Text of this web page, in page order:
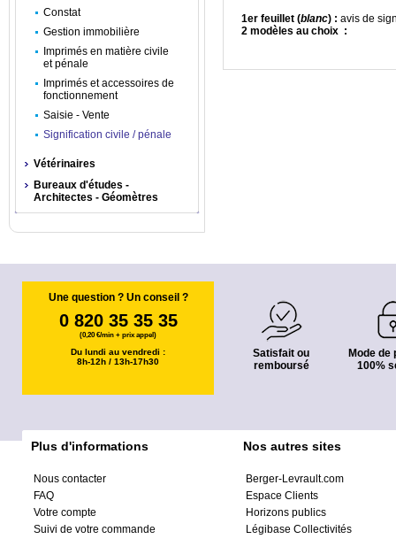
1er feuillet (blanc) : avis de
2 modèles au choix :
Constat
Gestion immobilière
Imprimés en matière civile
et pénale
Imprimés et accessoires de
fonctionnement
Saisie - Vente
Signification civile / pénale
Vétérinaires
Bureaux d'études -
Architectes - Géomètres
Une question ? Un conseil ?
0 820 35 35 35
(0,20 €/min + prix appel)
Du lundi au vendredi :
8h-12h / 13h-17h30
Satisfait ou
remboursé
Mode de
100%
Plus d'informations
Nous contacter
FAQ
Votre compte
Suivi de votre commande
Nos autres sites
Berger-Levrault.com
Espace Clients
Horizons publics
Légibase Collectivités